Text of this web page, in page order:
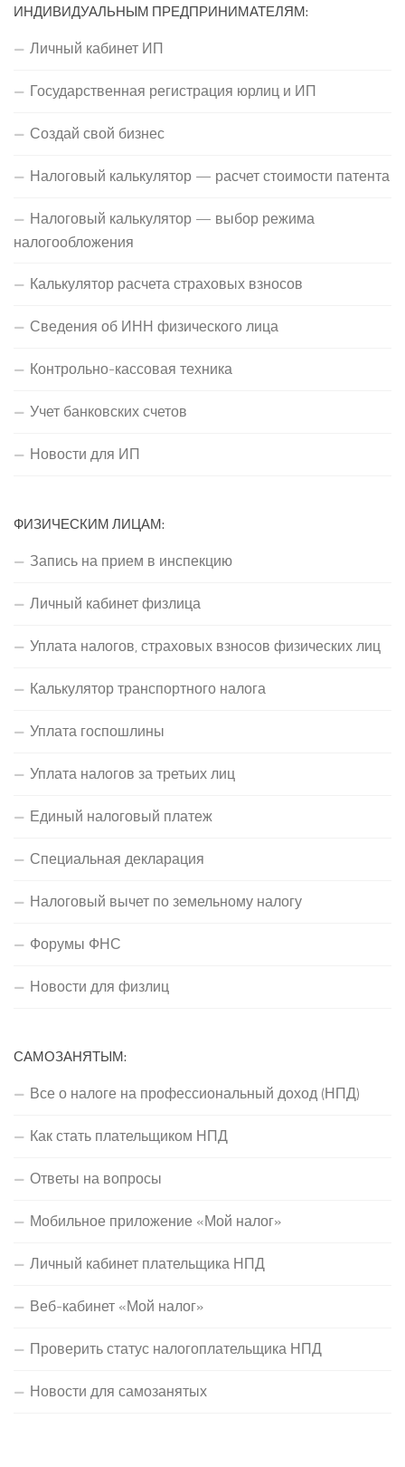
ИНДИВИДУАЛЬНЫМ ПРЕДПРИНИМАТЕЛЯМ:
Личный кабинет ИП
Государственная регистрация юрлиц и ИП
Создай свой бизнес
Налоговый калькулятор — расчет стоимости патента
Налоговый калькулятор — выбор режима
налогообложения
Калькулятор расчета страховых взносов
Сведения об ИНН физического лица
Контрольно-кассовая техника
Учет банковских счетов
Новости для ИП
ФИЗИЧЕСКИМ ЛИЦАМ:
Запись на прием в инспекцию
Личный кабинет физлица
Уплата налогов, страховых взносов физических лиц
Калькулятор транспортного налога
Уплата госпошлины
Уплата налогов за третьих лиц
Единый налоговый платеж
Специальная декларация
Налоговый вычет по земельному налогу
Форумы ФНС
Новости для физлиц
САМОЗАНЯТЫМ:
Все о налоге на профессиональный доход (НПД)
Как стать плательщиком НПД
Ответы на вопросы
Мобильное приложение «Мой налог»
Личный кабинет плательщика НПД
Веб-кабинет «Мой налог»
Проверить статус налогоплательщика НПД
Новости для самозанятых